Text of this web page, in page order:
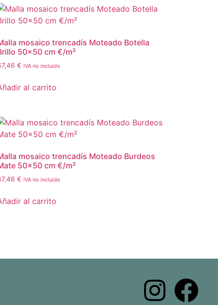
mosaico trencadís Moteado Botella
50×50 cm €/m²
€ IVA no incluido
al carrito
mosaico trencadís Moteado Burdeos
50×50 cm €/m²
€ IVA no incluido
al carrito